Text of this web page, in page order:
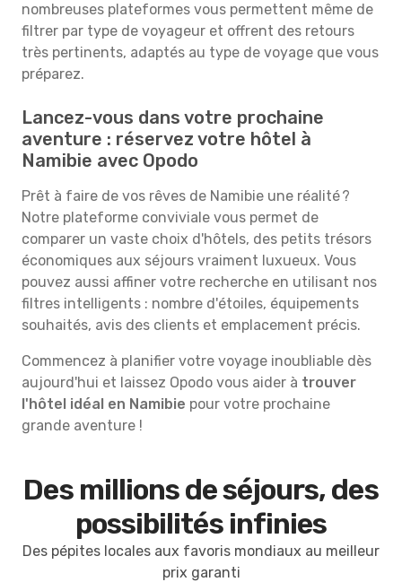
nombreuses plateformes vous permettent même de
filtrer par type de voyageur et offrent des retours
très pertinents, adaptés au type de voyage que vous
préparez.
Lancez-vous dans votre prochaine
aventure : réservez votre hôtel à
Namibie avec Opodo
Prêt à faire de vos rêves de Namibie une réalité ?
Notre plateforme conviviale vous permet de
comparer un vaste choix d'hôtels, des petits trésors
économiques aux séjours vraiment luxueux. Vous
pouvez aussi affiner votre recherche en utilisant nos
filtres intelligents : nombre d'étoiles, équipements
souhaités, avis des clients et emplacement précis.
Commencez à planifier votre voyage inoubliable dès
aujourd'hui et laissez Opodo vous aider à trouver
l'hôtel idéal en Namibie pour votre prochaine
grande aventure !
Des millions de séjours, des
possibilités infinies
Des pépites locales aux favoris mondiaux au meilleur
prix garanti